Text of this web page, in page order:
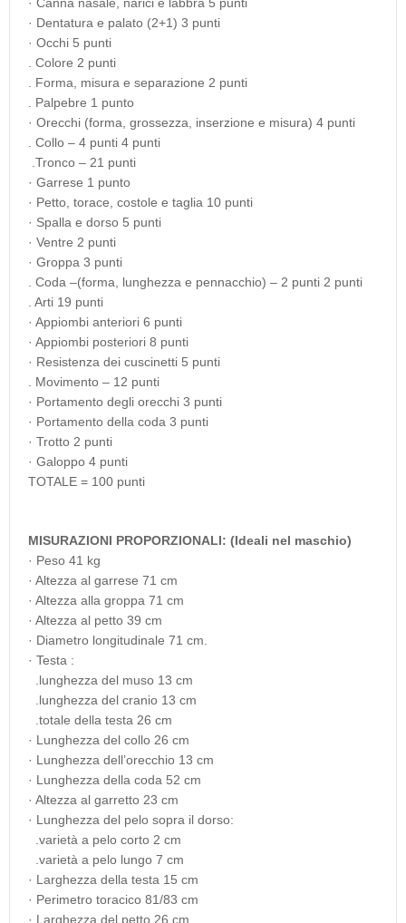
· Dentatura e palato (2+1) 3 punti
· Occhi 5 punti
. Colore 2 punti
. Forma, misura e separazione 2 punti
. Palpebre 1 punto
· Orecchi (forma, grossezza, inserzione e misura) 4 punti
. Collo – 4 punti 4 punti
.Tronco – 21 punti
· Garrese 1 punto
· Petto, torace, costole e taglia 10 punti
· Spalla e dorso 5 punti
· Ventre 2 punti
· Groppa 3 punti
. Coda –(forma, lunghezza e pennacchio) – 2 punti 2 punti
. Arti 19 punti
· Appiombi anteriori 6 punti
· Appiombi posteriori 8 punti
· Resistenza dei cuscinetti 5 punti
. Movimento – 12 punti
· Portamento degli orecchi 3 punti
· Portamento della coda 3 punti
· Trotto 2 punti
· Galoppo 4 punti
TOTALE = 100 punti
MISURAZIONI PROPORZIONALI: (Ideali nel maschio)
· Peso 41 kg
· Altezza al garrese 71 cm
· Altezza alla groppa 71 cm
· Altezza al petto 39 cm
· Diametro longitudinale 71 cm.
· Testa :
.lunghezza del muso 13 cm
.lunghezza del cranio 13 cm
.totale della testa 26 cm
· Lunghezza del collo 26 cm
· Lunghezza dell’orecchio 13 cm
· Lunghezza della coda 52 cm
· Altezza al garretto 23 cm
· Lunghezza del pelo sopra il dorso:
.varietà a pelo corto 2 cm
.varietà a pelo lungo 7 cm
· Larghezza della testa 15 cm
· Perimetro toracico 81/83 cm
· Larghezza del petto 26 cm